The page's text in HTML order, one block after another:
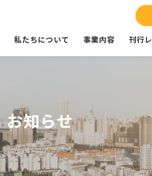
私たちについて 事業内容 刊行
お知らせ